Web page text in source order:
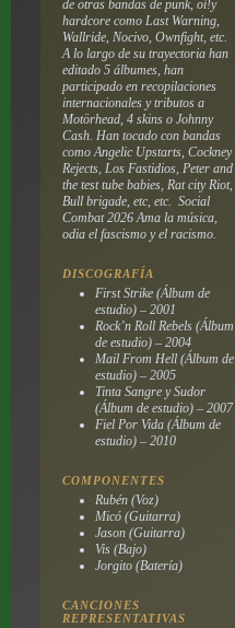
de otras bandas de punk, oí!y
hardcore como Last Warning,
Wallride, Nocivo, Ownfight, etc.
A lo largo de su trayectoria han
editado 5 álbumes, han
participado en recopilaciones
internacionales y tributos a
Motörhead, 4 skins o Johnny
Cash. Han tocado con bandas
como Angelic Upstarts, Cockney
Rejects, Los Fastidios, Peter and
the test tube babies, Rat city Riot,
Bull brigade, etc, etc. Social
Combat 2026 Ama la música,
odia el fascismo y el racismo.
DISCOGRAFÍA
First Strike(Álbum de
estudio) – 2001
Rock’n Roll Rebels(Álbum
de estudio) – 2004
Mail From Hell(Álbum de
estudio) – 2005
Tinta Sangre y Sudor
(Álbum de estudio) – 2007
Fiel Por Vida(Álbum de
estudio) – 2010
COMPONENTES
Rubén (Voz)
Micó (Guitarra)
Jason (Guitarra)
Vis (Bajo)
Jorgito (Batería)
CANCIONES
REPRESENTATIVAS